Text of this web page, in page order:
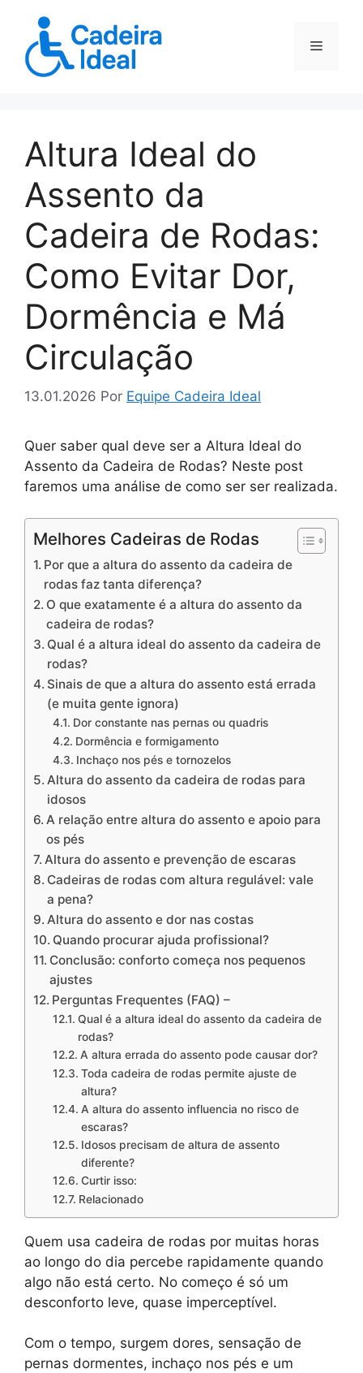
conteúdo
Menu
Altura Ideal do
Assento da
Cadeira de Rodas:
Como Evitar Dor,
Dormência e Má
Circulação
13.01.2026 Por Equipe Cadeira Ideal
Quer saber qual deve ser a Altura Ideal do
Assento da Cadeira de Rodas? Neste post
faremos uma análise de como ser ser realizada.
Melhores Cadeiras de Rodas
Por que a altura do assento da cadeira de
rodas faz tanta diferença?
O que exatamente é a altura do assento da
cadeira de rodas?
Qual é a altura ideal do assento da cadeira de
rodas?
Sinais de que a altura do assento está errada
(e muita gente ignora)
Dor constante nas pernas ou quadris
Dormência e formigamento
Inchaço nos pés e tornozelos
Altura do assento da cadeira de rodas para
idosos
A relação entre altura do assento e apoio para
os pés
Altura do assento e prevenção de escaras
Cadeiras de rodas com altura regulável: vale
a pena?
Altura do assento e dor nas costas
Quando procurar ajuda profissional?
Conclusão: conforto começa nos pequenos
ajustes
Perguntas Frequentes (FAQ) –
Qual é a altura ideal do assento da cadeira de
rodas?
A altura errada do assento pode causar dor?
Toda cadeira de rodas permite ajuste de
altura?
A altura do assento influencia no risco de
escaras?
Idosos precisam de altura de assento
diferente?
Curtir isso:
Relacionado
Quem usa cadeira de rodas por muitas horas
ao longo do dia percebe rapidamente quando
algo não está certo. No começo é só um
desconforto leve, quase imperceptível.
Com o tempo, surgem dores, sensação de
pernas dormentes, inchaço nos pés e um